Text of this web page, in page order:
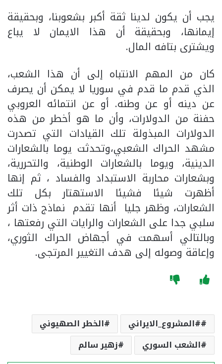
يجب أن يكون لدينا ثقة أكبر بشعوبنا، وبحقيقة
إيمانها، وبحقيقة أن هذا الايمان لا يباع
ويشترى بتافه المال.
كان من المهم الانتباه إلى أن هذا الشعب،
الذي قدم ما قدم في سوريا لا يمكن أن يصرف
عن دينه أو عن وطنه. أو عن انتمائه العروبي
حفنة من الدولارات، وأن ما هو أخطر من هذه
الدولارات المبذولة تلك القيادات التي تصدرت
مشهد الحراك الشعبي،وتحدثت يوما بالشعارات
الدينية، ويوما بالشعارات الوطنية، والتحررية،
وبشعارات محاربة الاستبداد والفساد ، ثم إنها
أظهرت شيئا فشيئا الاستهتار بكل تلك
الشعارات، وظهر جليا أنها تقدم نماذج ذات أثر
سلبي جدا على الشعارات والرايات التي رفعتها ،
وبالتالي أسهمت في أجهاض الحراك الثوري،
وإعاقة وصوله إلى هدف التغيير المرتجى.
#المشروع_الايراني
الخطر الصهيوني
الشعب السوري
زهير سالم